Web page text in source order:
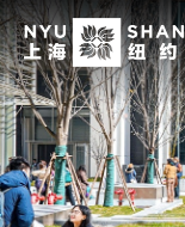
Main Menu CN
关于我们
愿景、价值、使
学校领导